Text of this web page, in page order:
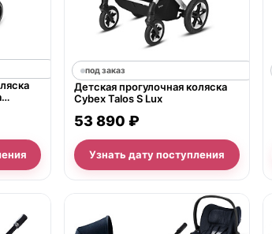
под заказ
Детская прогулочная коляска
Cybex Talos S Lux
53 890 ₽
Узнать дату поступления